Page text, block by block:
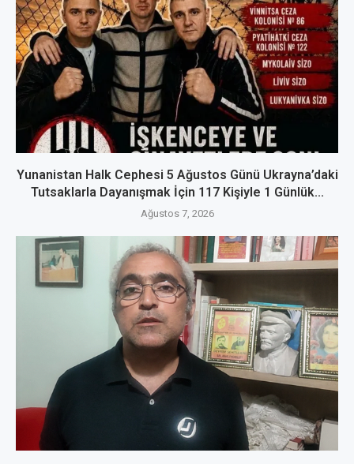
Yunanistan Halk Cephesi 5 Ağustos Günü Ukrayna’daki
Tutsaklarla Dayanışmak İçin 117 Kişiyle 1 Günlük...
Ağustos 7, 2026